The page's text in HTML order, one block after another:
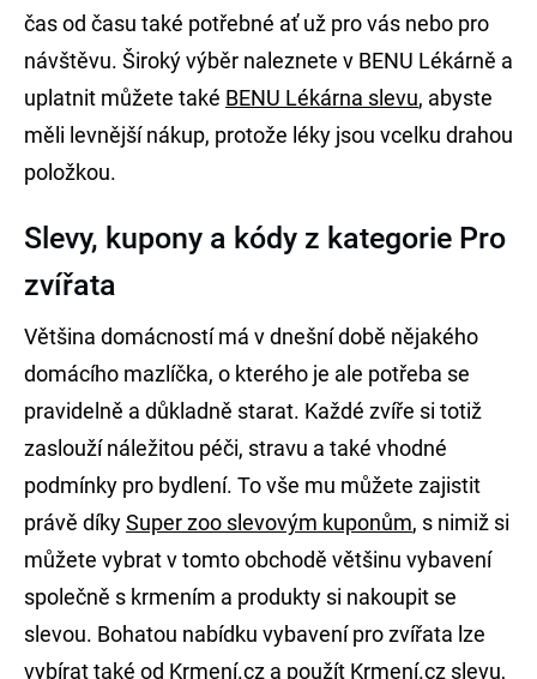
čas od času také potřebné ať už pro vás nebo pro
návštěvu. Široký výběr naleznete v BENU Lékárně a
uplatnit můžete také BENU Lékárna slevu, abyste
měli levnější nákup, protože léky jsou vcelku drahou
položkou.
Slevy, kupony a kódy z kategorie Pro
zvířata
Většina domácností má v dnešní době nějakého
domácího mazlíčka, o kterého je ale potřeba se
pravidelně a důkladně starat. Každé zvíře si totiž
zaslouží náležitou péči, stravu a také vhodné
podmínky pro bydlení. To vše mu můžete zajistit
právě díkySuper zoo slevovým kuponům, s nimiž si
můžete vybrat v tomto obchodě většinu vybavení
společně s krmením a produkty si nakoupit se
slevou. Bohatou nabídku vybavení pro zvířata lze
vybírat také od Krmení.cz a použít Krmení.cz slevu,